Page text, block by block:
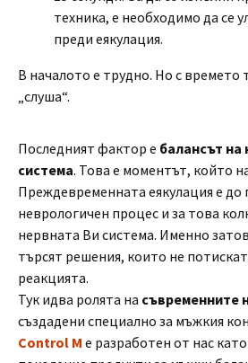
техника, е необходимо да се
преди еякулация.
В началото е трудно. Но с времето
„слуша“.
Последният фактор е балансът на
система. Това е моментът, който
Преждевременната еякулация е до
неврологичен процес и за това
нервната Ви система. Именно
търсят решения, които не
реакцията.
Тук идва ролята на съвременните
създадени специално за мъжкия
Control M е разработен от нас